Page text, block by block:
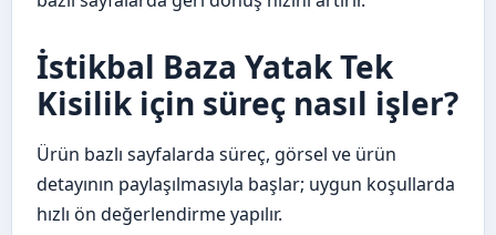
İstikbal Baza Yatak Tek
Kisilik için süreç nasıl işler?
Ürün bazlı sayfalarda süreç, görsel ve ürün
detayının paylaşılmasıyla başlar; uygun koşullarda
hızlı ön değerlendirme yapılır.